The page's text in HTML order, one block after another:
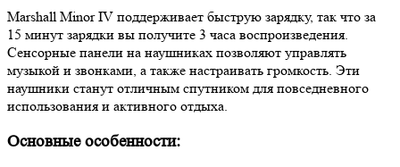
Marshall Minor IV поддерживает быструю зарядку, так что за
15 минут зарядки вы получите 3 часа воспроизведения.
Сенсорные панели на наушниках позволяют управлять
музыкой и звонками, а также настраивать громкость. Эти
наушники станут отличным спутником для повседневного
использования и активного отдыха.
Основные особенности: